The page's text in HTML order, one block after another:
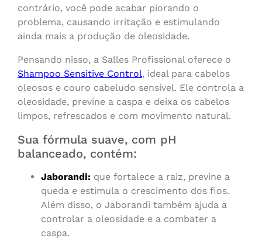
contrário, você pode acabar piorando o
problema, causando irritação e estimulando
ainda mais a produção de oleosidade.
Pensando nisso, a Salles Profissional oferece o
Shampoo Sensitive Control, ideal para cabelos
oleosos e couro cabeludo sensível. Ele controla a
oleosidade, previne a caspa e deixa os cabelos
limpos, refrescados e com movimento natural.
Sua fórmula suave, com pH
balanceado, contém:
Jaborandi: que fortalece a raiz, previne a
queda e estimula o crescimento dos fios.
Além disso, o Jaborandi também ajuda a
controlar a oleosidade e a combater a
caspa.